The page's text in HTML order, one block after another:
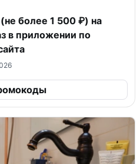
более 1 500 ₽) на
в приложении по